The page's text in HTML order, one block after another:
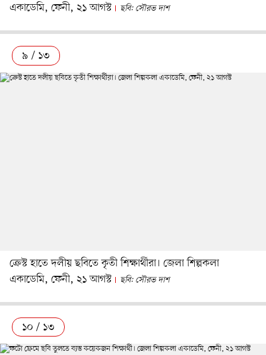
একাডেমি, ফেনী, ২১ আগস্ট
ছবি: সৌরভ দাশ
৯ / ১৩
ক্রেস্ট হাতে দলীয় ছবিতে কৃতী শিক্ষার্থীরা। জেলা শিল্পকলা
একাডেমি, ফেনী, ২১ আগস্ট
ছবি: সৌরভ দাশ
১০ / ১৩